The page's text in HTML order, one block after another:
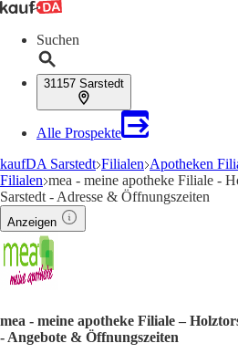
Suchen
31157 Sarstedt
Alle Prospekte
kaufDA Sarstedt Filialen Apotheken
Filialen mea - meine apotheke Filiale -
Sarstedt - Adresse & Öffnungszeiten
Anzeigen
mea - meine apotheke Filiale –
- Angebote & Öffnungszeiten